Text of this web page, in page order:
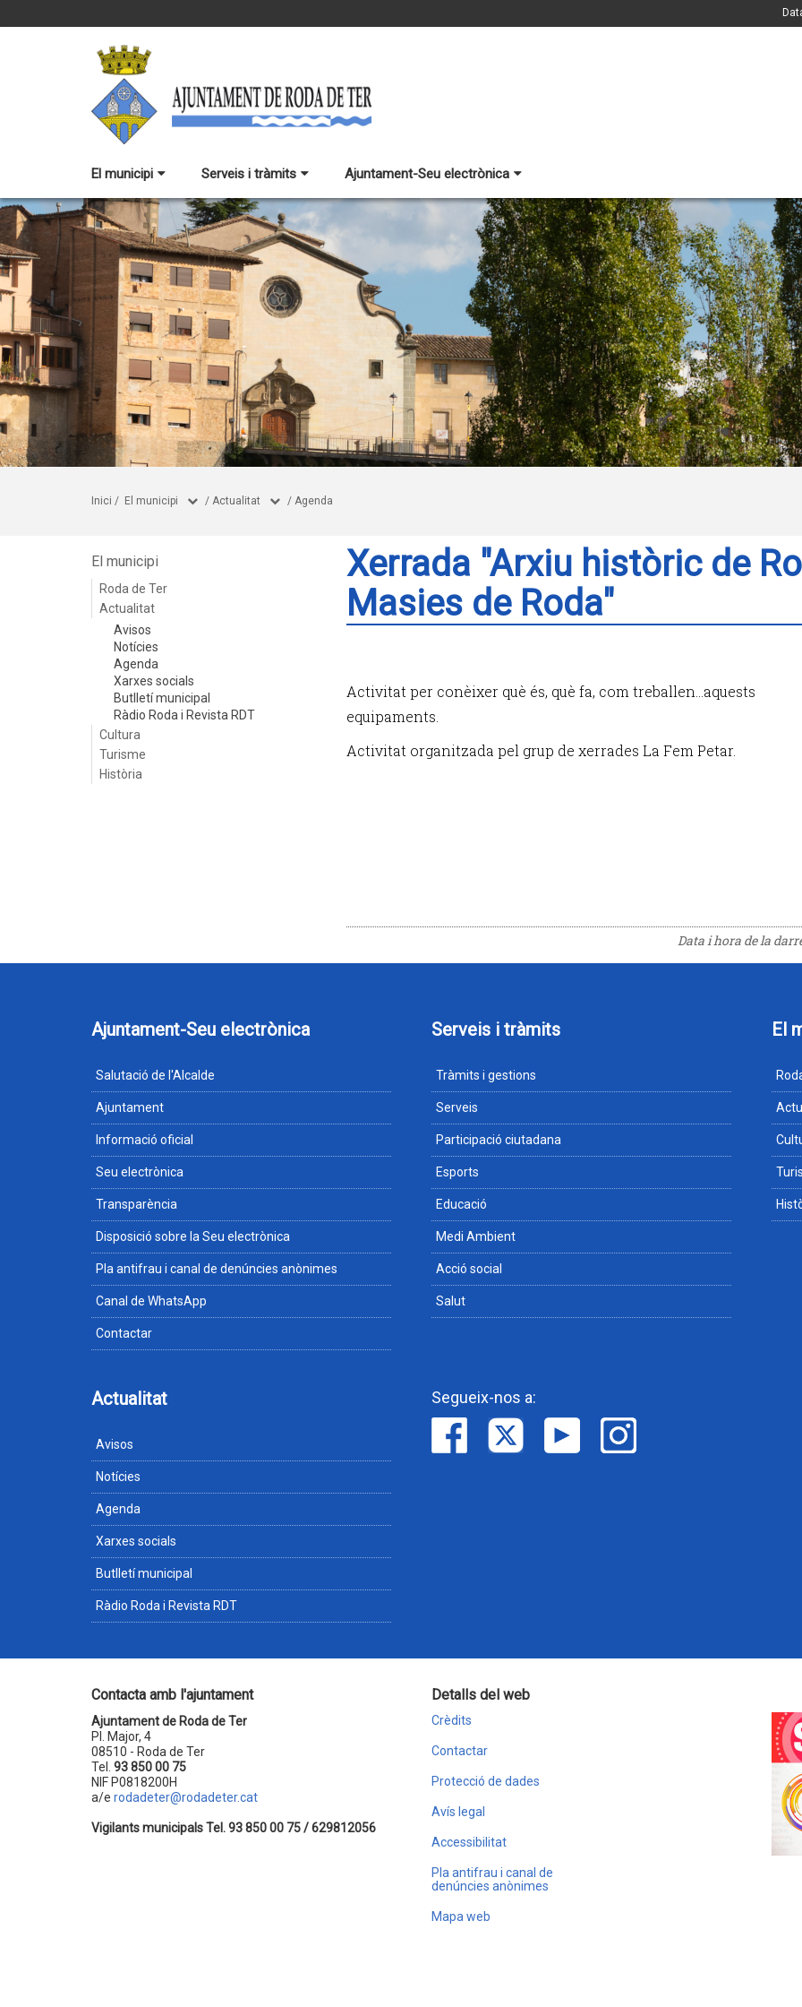
El municipi Serveis i tràmits Ajuntament-Seu electrònica
Inici / El municipi / Actualitat / Agenda
El municipi
Roda de Ter
Actualitat
Avisos
Notícies
Agenda
Xarxes socials
Butlletí municipal
Ràdio Roda i Revista RDT
Cultura
Turisme
Història
Xerrada "Arxiu històric de
Masies de Roda"
Activitat per conèixer què és, què fa, com treballen...aquests
equipaments.
Activitat organitzada pel grup de xerrades La Fem Petar.
Data i hora de la
Ajuntament-Seu electrònica
Salutació de l'Alcalde
Ajuntament
Informació oficial
Seu electrònica
Transparència
Disposició sobre la Seu electrònica
Pla antifrau i canal de denúncies anònimes
Canal de WhatsApp
Contactar
Serveis i tràmits
Tràmits i gestions
Serveis
Participació ciutadana
Esports
Educació
Medi Ambient
Acció social
Salut
El
Actualitat
Avisos
Notícies
Agenda
Xarxes socials
Butlletí municipal
Ràdio Roda i Revista RDT
Segueix-nos a:
Contacta amb l'ajuntament
Ajuntament de Roda de Ter
Pl. Major, 4
08510 - Roda de Ter
Tel. 93 850 00 75
NIF P0818200H
a/e rodadeter@rodadeter.cat
Vigilants municipals Tel. 93 850 00 75 / 629812056
Detalls del web
Crèdits
Contactar
Protecció de dades
Avís legal
Accessibilitat
Pla antifrau i canal de
denúncies anònimes
Mapa web